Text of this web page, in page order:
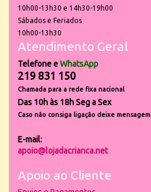
10h00-13h30 e 14h30-19h00
Sábados e Feriados
10h00-13h30
Atendimento Geral
Telefone eWhatsApp
219 831 150
Chamada para a rede fixa nacional
Das 10h às 18h Seg a Sex
Caso não consiga ligação deixe
E-mail:
apoio@lojadacrianca.net
Apoio ao Cliente